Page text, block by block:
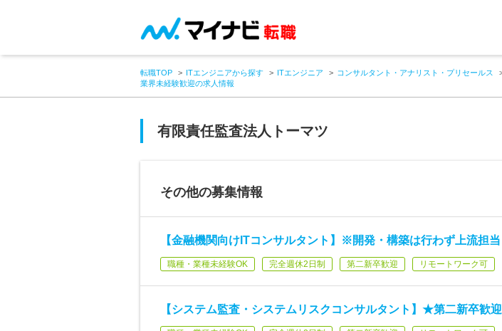
転職TOP ITエンジニアから探す ITエンジニア コンサルタント・アナリスト・プリセールス
業界未経験歓迎の求人情報
有限責任監査法人トーマツ
その他の募集情報
【金融機関向けITコンサルタント】※開発・構築は行わず上流担当
職種・業種未経験OK 完全週休2日制 第二新卒歓迎 リモートワーク可
【システム監査・システムリスクコンサルタント】★第二新卒歓迎